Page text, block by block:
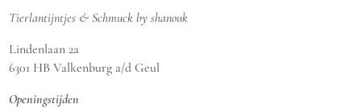
Tierlantijntjes & Schmuck by shanouk
Lindenlaan 2a
6301 HB Valkenburg a/d Geul
Openingstijden